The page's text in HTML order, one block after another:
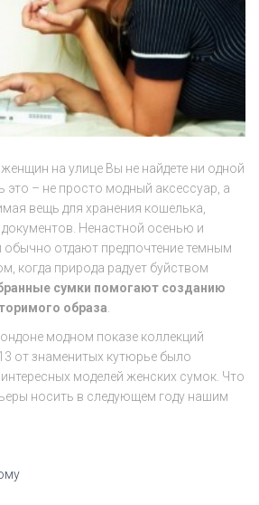
на улице Вы не найдете ни одной
это – не просто модный аксессуар, а
вещь для хранения кошелька,
Ненастной осенью и
отдают предпочтение темным
когда природа радует буйством
сумки помогают созданию
образа
модном показе коллекций
от знаменитых кутюрье было
моделей женских сумок. Что
носить в следующем году нашим